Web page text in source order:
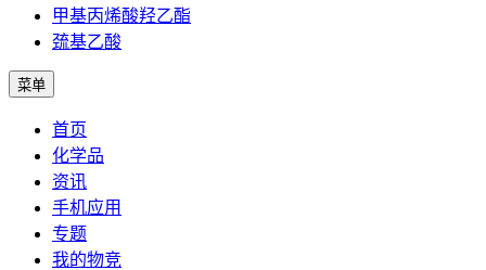
甲基丙烯酸羟乙酯
巯基乙酸
菜单
首页
化学品
资讯
手机应用
专题
我的物竞